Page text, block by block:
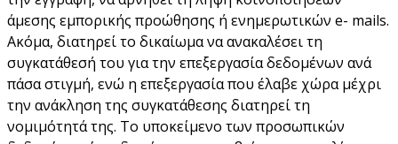
άμεσης εμπορικής προώθησης ή ενημερωτικών e- mails.
Ακόμα, διατηρεί το δικαίωμα να ανακαλέσει τη
συγκατάθεσή του για την επεξεργασία δεδομένων ανά
πάσα στιγμή, ενώ η επεξεργασία που έλαβε χώρα μέχρι
την ανάκληση της συγκατάθεσης διατηρεί τη
νομιμότητά της. Το υποκείμενο των προσωπικών